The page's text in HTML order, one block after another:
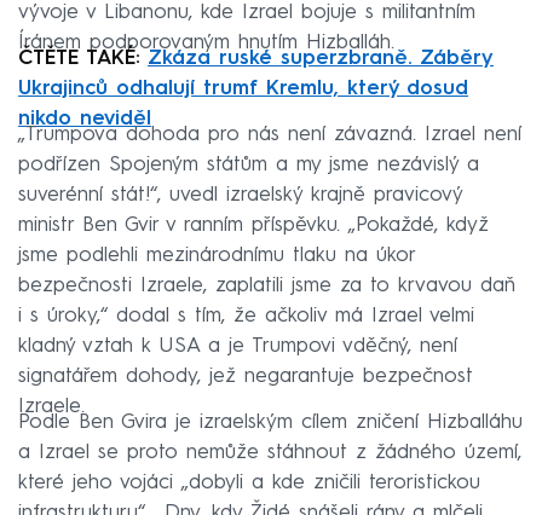
vývoje v Libanonu, kde Izrael bojuje s militantním
Íránem podporovaným hnutím Hizballáh.
ČTĚTE TAKÉ: Zkáza ruské superzbraně. Záběry
Ukrajinců odhalují trumf Kremlu, který dosud
nikdo neviděl
„Trumpova dohoda pro nás není závazná. Izrael není
podřízen Spojeným státům a my jsme nezávislý a
suverénní stát!“, uvedl izraelský krajně pravicový
ministr Ben Gvir v ranním příspěvku. „Pokaždé, když
jsme podlehli mezinárodnímu tlaku na úkor
bezpečnosti Izraele, zaplatili jsme za to krvavou daň
i s úroky,“ dodal s tím, že ačkoliv má Izrael velmi
kladný vztah k USA a je Trumpovi vděčný, není
signatářem dohody, jež negarantuje bezpečnost
Izraele.
Podle Ben Gvira je izraelským cílem zničení Hizballáhu
a Izrael se proto nemůže stáhnout z žádného území,
které jeho vojáci „dobyli a kde zničili teroristickou